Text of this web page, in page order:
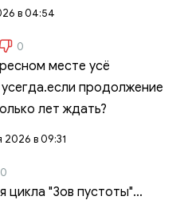
в 04:54
0
месте усё
продолжение
лет ждать?
2026 в 09:31
0
"Зов пустоты"...